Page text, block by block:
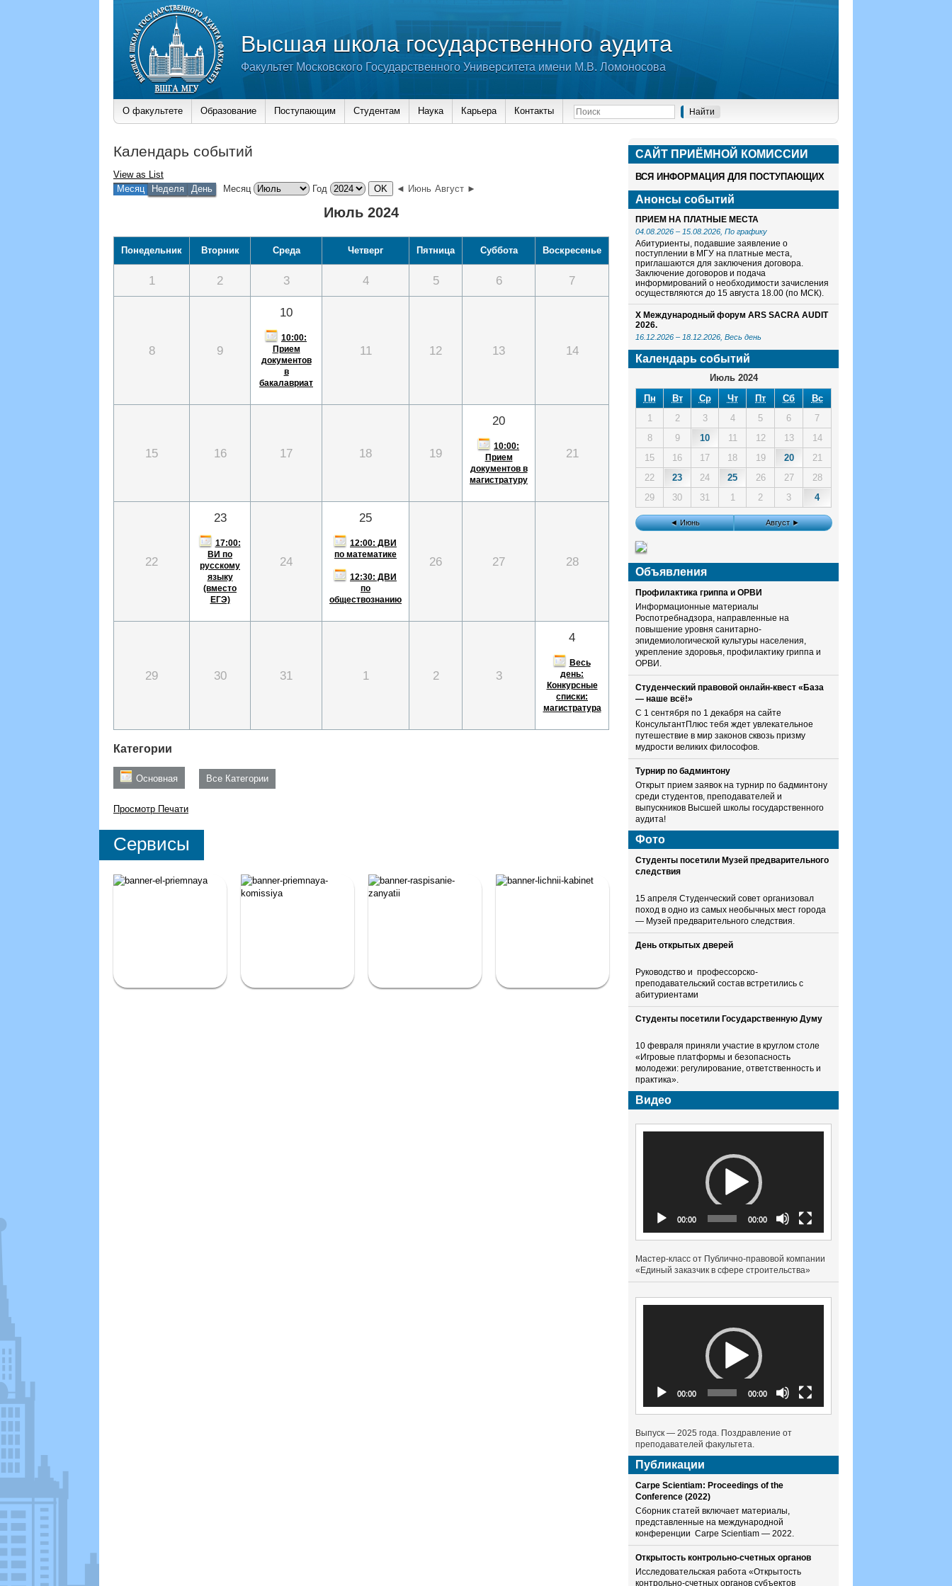
Высшая школа государственного аудита
Факультет Московского Государственного Университета имени М.В. Ломоносова
О факультете Образование Поступающим Студентам Наука Карьера Контакты
Календарь событий
View as List
Месяц
Неделя День Месяц Год ◄ Июнь Август ►
Июль 2024
Понедельник Вторник Среда Четверг Пятница Суббота Воскресенье
1 2 3 4 5 6 7
8 9
10
10:00:
Прием
документов
в
бакалавриат
11 12 13 14
15 16 17 18 19
20
10:00:
Прием
документов в
магистратуру
21
22
23
17:00:
ВИ по
русскому
языку
(вместо
ЕГЭ)
24
25
12:00: ДВИ
по математике
12:30: ДВИ
по
обществознанию
26 27 28
29 30 31 1 2 3
4
Весь
день:
Конкурсные
списки:
магистратура
Категории
Основная Все Категории
Просмотр Печати
Сервисы
САЙТ ПРИЁМНОЙ КОМИСCИИ
ВСЯ ИНФОРМАЦИЯ ДЛЯ ПОСТУПАЮЩИХ
Анонсы событий
ПРИЕМ НА ПЛАТНЫЕ МЕСТА
04.08.2026 – 15.08.2026 , По графику
Абитуриенты, подавшие заявление о
поступлении в МГУ на платные места,
приглашаются для заключения договора.
Заключение договоров и подача
информирований о необходимости зачисления
осуществляются до 15 августа 18.00 (по МСК).
X Международный форум ARS SACRA AUDIT
2026.
16.12.2026 – 18.12.2026 , Весь день
Календарь событий
Июль 2024
Пн
Вт Ср Чт Пт Сб
Вс
1
2 3 4 5 6
7
8
9 10 11 12 13
14
15
16 17 18 19 20
21
22
23 24 25 26 27
28
29
30 31 1 2 3 4
◄ Июнь Август ►
Объявления
Профилактика гриппа и ОРВИ
Информационные материалы
Роспотребнадзора, направленные на
повышение уровня санитарно-
эпидемиологической культуры населения,
укрепление здоровья, профилактику гриппа и
ОРВИ.
Студенческий правовой онлайн-квест «База
— наше всё!»
С 1 сентября по 1 декабря на сайте
КонсультантПлюс тебя ждет увлекательное
путешествие в мир законов сквозь призму
мудрости великих философов.
Турнир по бадминтону
Открыт прием заявок на турнир по бадминтону
среди студентов, преподавателей и
выпускников Высшей школы государственного
аудита!
Фото
Студенты посетили Музей предварительного
следствия
15 апреля Студенческий совет организовал
поход в одно из самых необычных мест города
— Музей предварительного следствия.
День открытых дверей
Руководство и профессорско-
преподавательский состав встретились с
абитуриентами
Студенты посетили Государственную Думу
10 февраля приняли участие в круглом столе
«Игровые платформы и безопасность
молодежи: регулирование, ответственность и
практика».
Видео
00:00 00:00
Мастер-класс от Публично-правовой компании
«Единый заказчик в сфере строительства»
00:00 00:00
Выпуск — 2025 года. Поздравление от
преподавателей факультета.
Публикации
Carpe Scientiam: Proceedings of the
Conference (2022)
Сборник статей включает материалы,
представленные на международной
конференции Carpe Scientiam — 2022.
Открытость контрольно-счетных органов
Исследовательская работа «Открытость
контрольно-счетных органов субъектов